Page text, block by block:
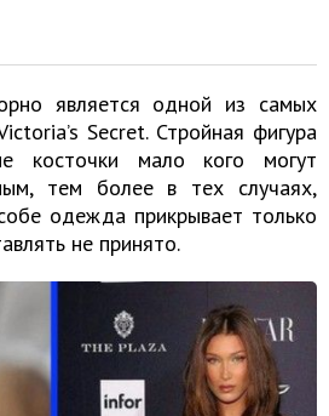
является одной из самых
Secret. Стройная фигура
косточки мало кого могут
тем более в тех случаях,
одежда прикрывает только
не принято.